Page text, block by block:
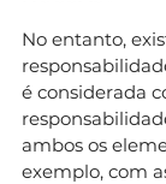
No entanto,
é considerada
ambos os
exemplo, com